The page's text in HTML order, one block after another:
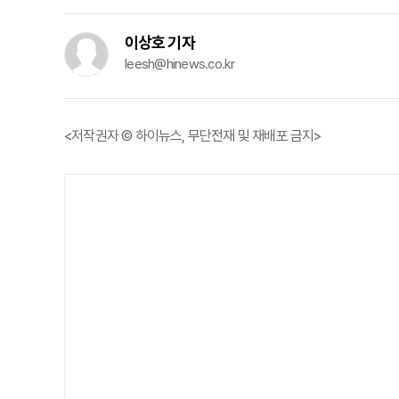
이상호 기자
leesh@hinews.co.kr
<저작권자 © 하이뉴스, 무단전재 및 재배포 금지>